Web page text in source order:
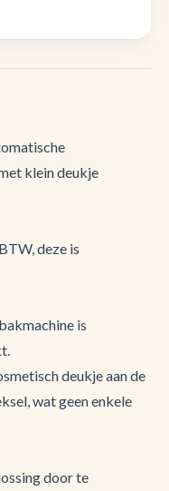
klein deukje
deze is
is
deukje aan de
wat geen enkele
door te